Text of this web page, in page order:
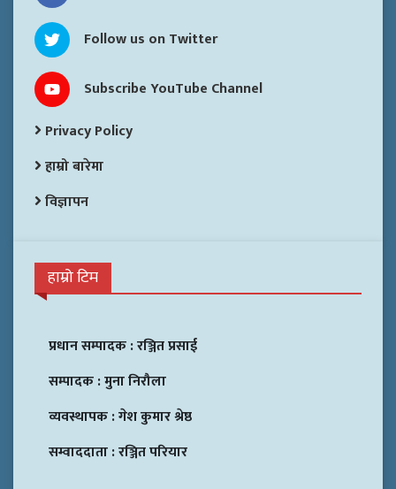
Follow us on Twitter
Subscribe YouTube Channel
Privacy Policy
हाम्रो बारेमा
विज्ञापन
हाम्रो टिम
प्रधान सम्पादक :रञ्जित प्रसाई
सम्पादक :मुना निरौला
व्यवस्थापक :गेश कुमार श्रेष्ठ
सम्वाददाता :रञ्जित परियार